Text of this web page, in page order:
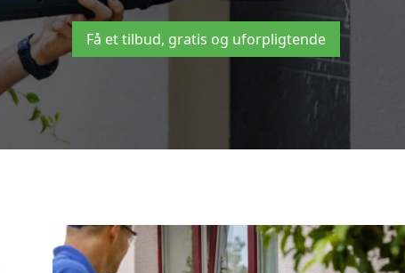
Få et tilbud, gratis og uforpligtende